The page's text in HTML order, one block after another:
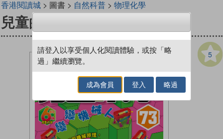
香港閱讀城> 圖書 > 自然科普> 物理化學
兒童的科學 73 變變機械人
5
請登入以享受個人化閱讀體驗，或按「略
過」繼續瀏覽。
成為會員 登入 略過